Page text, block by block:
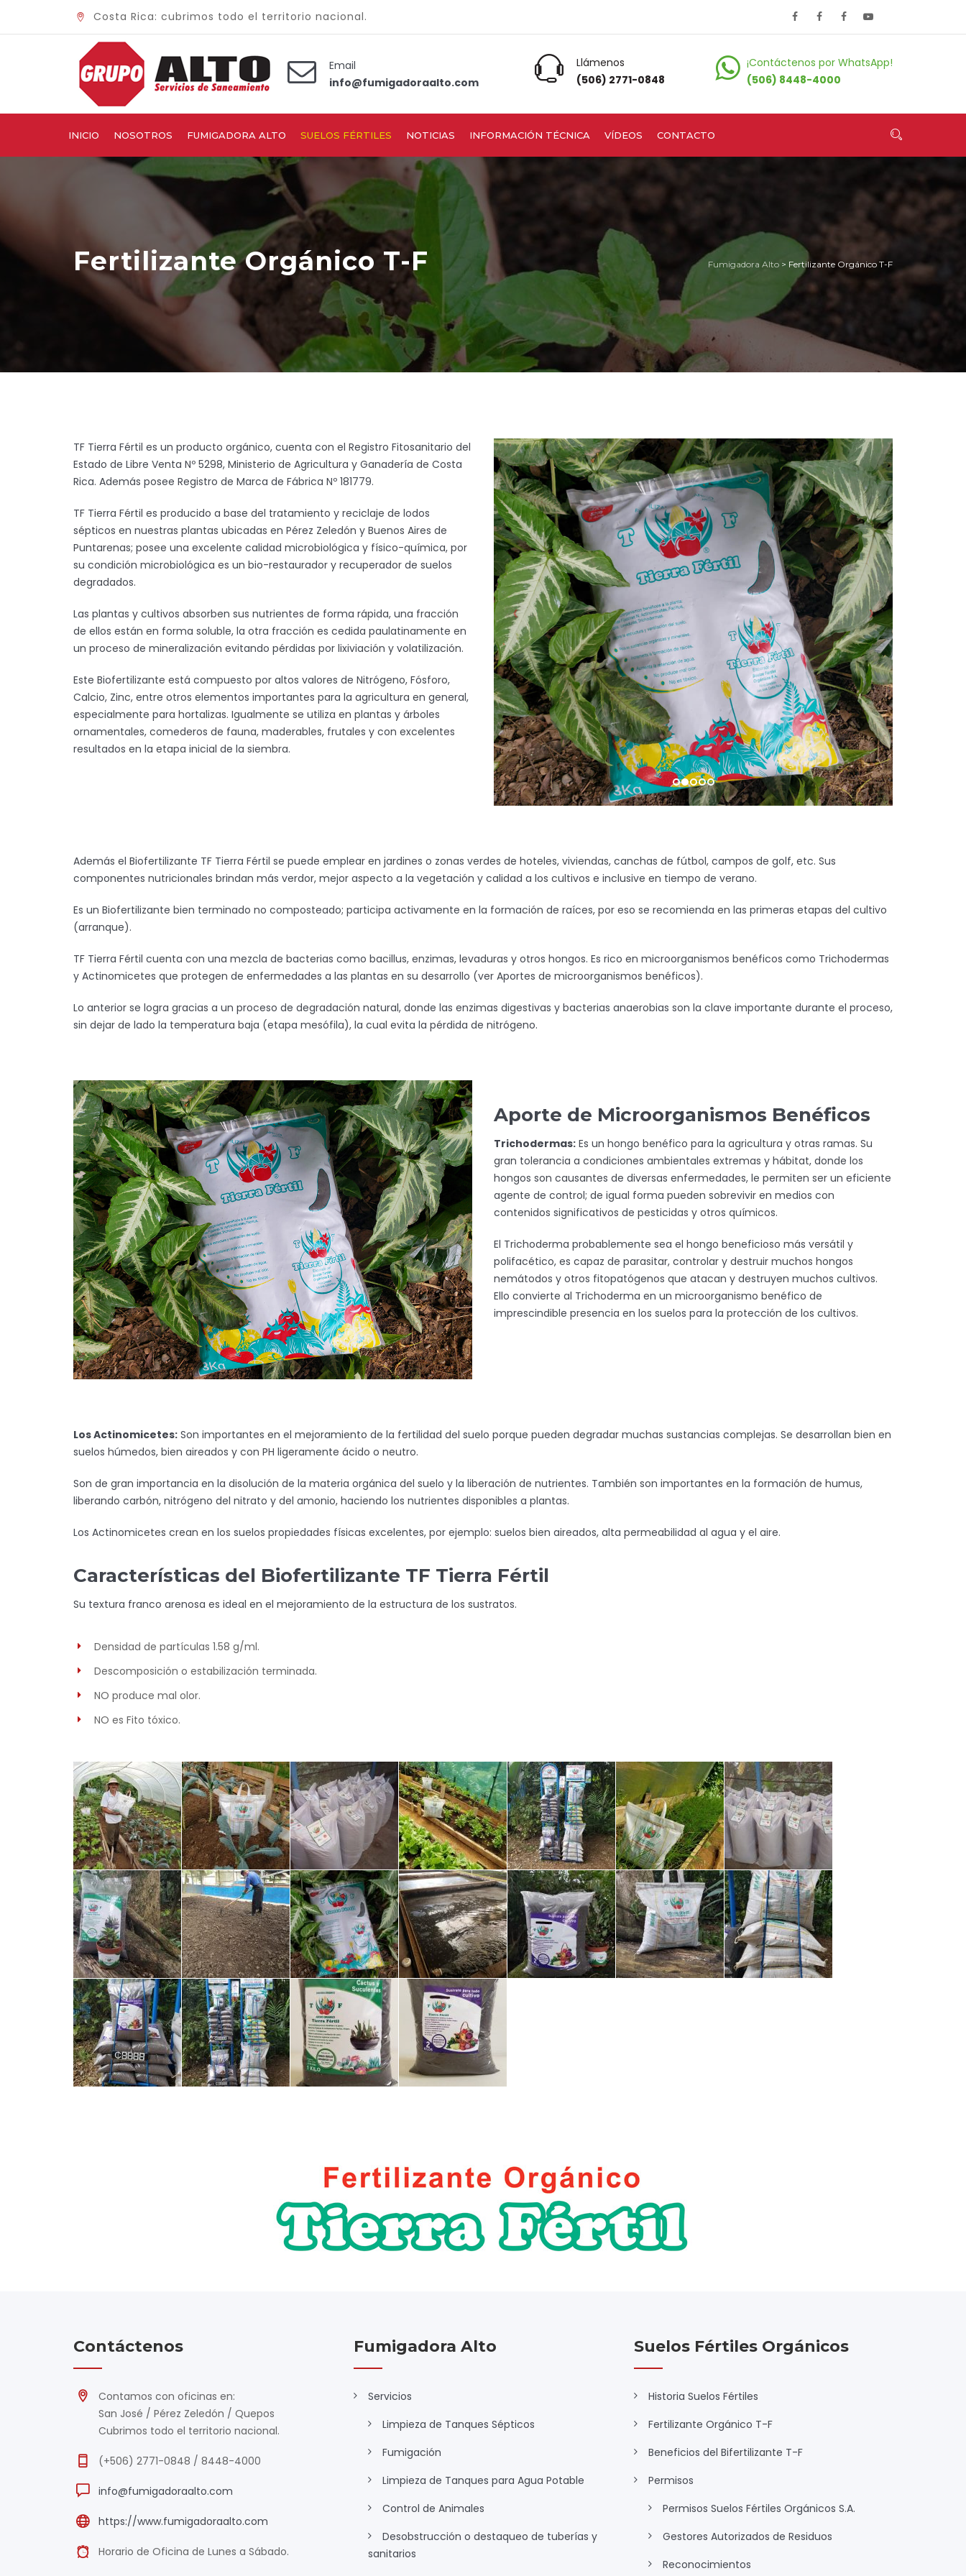
Costa Rica: cubrimos todo el territorio nacional.
Email
info@fumigadoraalto.com
Llámenos
(506) 2771-0848
¡Contáctenos por WhatsApp!
(506) 8448-4000
INICIO NOSOTROS FUMIGADORA ALTO SUELOS FÉRTILES NOTICIAS INFORMACIÓN TÉCNICA VÍDEOS CONTACTO
Fertilizante Orgánico T-F Fumigadora Alto > Fertilizante Orgánico T-F
TF Tierra Fértil es un producto orgánico, cuenta con el Registro Fitosanitario del
Estado de Libre Venta Nº 5298, Ministerio de Agricultura y Ganadería de Costa
Rica. Además posee Registro de Marca de Fábrica Nº 181779.
TF Tierra Fértil es producido a base del tratamiento y reciclaje de lodos
sépticos en nuestras plantas ubicadas en Pérez Zeledón y Buenos Aires de
Puntarenas; posee una excelente calidad microbiológica y físico-química, por
su condición microbiológica es un bio-restaurador y recuperador de suelos
degradados.
Las plantas y cultivos absorben sus nutrientes de forma rápida, una fracción
de ellos están en forma soluble, la otra fracción es cedida paulatinamente en
un proceso de mineralización evitando pérdidas por lixiviación y volatilización.
Este Biofertilizante está compuesto por altos valores de Nitrógeno, Fósforo,
Calcio, Zinc, entre otros elementos importantes para la agricultura en general,
especialmente para hortalizas. Igualmente se utiliza en plantas y árboles
ornamentales, comederos de fauna, maderables, frutales y con excelentes
resultados en la etapa inicial de la siembra.
Además el Biofertilizante TF Tierra Fértil se puede emplear en jardines o zonas verdes de hoteles, viviendas, canchas de fútbol, campos de golf, etc. Sus
componentes nutricionales brindan más verdor, mejor aspecto a la vegetación y calidad a los cultivos e inclusive en tiempo de verano.
Es un Biofertilizante bien terminado no composteado; participa activamente en la formación de raíces, por eso se recomienda en las primeras etapas del cultivo
(arranque).
TF Tierra Fértil cuenta con una mezcla de bacterias como bacillus, enzimas, levaduras y otros hongos. Es rico en microorganismos benéficos como Trichodermas
y Actinomicetes que protegen de enfermedades a las plantas en su desarrollo (ver Aportes de microorganismos benéficos).
Lo anterior se logra gracias a un proceso de degradación natural, donde las enzimas digestivas y bacterias anaerobias son la clave importante durante el proceso,
sin dejar de lado la temperatura baja (etapa mesófila), la cual evita la pérdida de nitrógeno.
Aporte de Microorganismos Benéficos
Trichodermas: Es un hongo benéfico para la agricultura y otras ramas. Su
gran tolerancia a condiciones ambientales extremas y hábitat, donde los
hongos son causantes de diversas enfermedades, le permiten ser un eficiente
agente de control; de igual forma pueden sobrevivir en medios con
contenidos significativos de pesticidas y otros químicos.
El Trichoderma probablemente sea el hongo beneficioso más versátil y
polifacético, es capaz de parasitar, controlar y destruir muchos hongos
nemátodos y otros fitopatógenos que atacan y destruyen muchos cultivos.
Ello convierte al Trichoderma en un microorganismo benéfico de
imprescindible presencia en los suelos para la protección de los cultivos.
Los Actinomicetes: Son importantes en el mejoramiento de la fertilidad del suelo porque pueden degradar muchas sustancias complejas. Se desarrollan bien en
suelos húmedos, bien aireados y con PH ligeramente ácido o neutro.
Son de gran importancia en la disolución de la materia orgánica del suelo y la liberación de nutrientes. También son importantes en la formación de humus,
liberando carbón, nitrógeno del nitrato y del amonio, haciendo los nutrientes disponibles a plantas.
Los Actinomicetes crean en los suelos propiedades físicas excelentes, por ejemplo: suelos bien aireados, alta permeabilidad al agua y el aire.
Características del Biofertilizante TF Tierra Fértil
Su textura franco arenosa es ideal en el mejoramiento de la estructura de los sustratos.
Densidad de partículas 1.58 g/ml.
Descomposición o estabilización terminada.
NO produce mal olor.
NO es Fito tóxico.
Contáctenos
Contamos con oficinas en:
San José / Pérez Zeledón / Quepos
Cubrimos todo el territorio nacional.
(+506) 2771-0848 / 8448-4000
info@fumigadoraalto.com
https://www.fumigadoraalto.com
Horario de Oficina de Lunes a Sábado.
Fumigadora Alto
Servicios
Limpieza de Tanques Sépticos
Fumigación
Limpieza de Tanques para Agua Potable
Control de Animales
Desobstrucción o destaqueo de tuberías y
sanitarios
Suelos Fértiles Orgánicos
Historia Suelos Fértiles
Fertilizante Orgánico T-F
Beneficios del Bifertilizante T-F
Permisos
Permisos Suelos Fértiles Orgánicos S.A.
Gestores Autorizados de Residuos
Reconocimientos